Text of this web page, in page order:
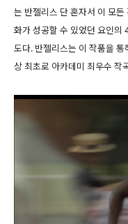
는 반젤리스 단 혼자서 이 모
화가 성공할 수 있었던 요인의
도다. 반젤리스는 이 작품을
상 최초로 아카데미 최우수 작